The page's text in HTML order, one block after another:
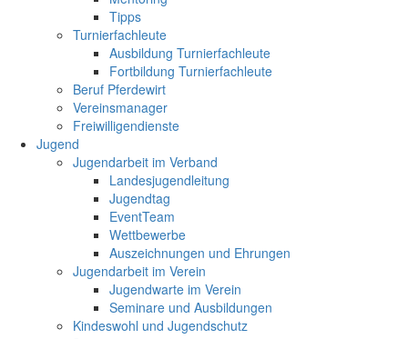
Tipps
Turnierfachleute
Ausbildung Turnierfachleute
Fortbildung Turnierfachleute
Beruf Pferdewirt
Vereinsmanager
Freiwilligendienste
Jugend
Jugendarbeit im Verband
Landesjugendleitung
Jugendtag
EventTeam
Wettbewerbe
Auszeichnungen und Ehrungen
Jugendarbeit im Verein
Jugendwarte im Verein
Seminare und Ausbildungen
Kindeswohl und Jugendschutz